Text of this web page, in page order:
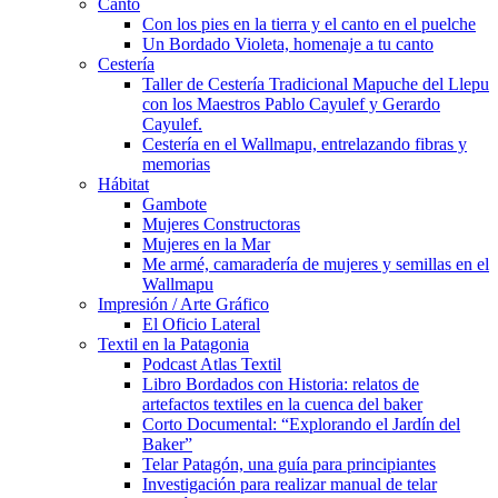
Con los pies en la tierra y el canto en el puelche
Un Bordado Violeta, homenaje a tu canto
Cestería
Taller de Cestería Tradicional Mapuche del Llepu
con los Maestros Pablo Cayulef y Gerardo
Cayulef.
Cestería en el Wallmapu, entrelazando fibras y
memorias
Hábitat
Gambote
Mujeres Constructoras
Mujeres en la Mar
Me armé, camaradería de mujeres y semillas en el
Wallmapu
Impresión / Arte Gráfico
El Oficio Lateral
Textil en la Patagonia
Podcast Atlas Textil
Libro Bordados con Historia: relatos de
artefactos textiles en la cuenca del baker
Corto Documental: “Explorando el Jardín del
Baker”
Telar Patagón, una guía para principiantes
Investigación para realizar manual de telar